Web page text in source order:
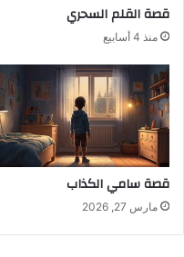
قصة القلم السحري
منذ 4 أسابيع
قصة سامي الكذاب
مارس 27, 2026